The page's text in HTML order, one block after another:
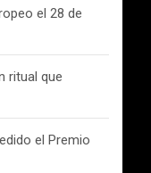
el 28 de
ritual que
el Premio